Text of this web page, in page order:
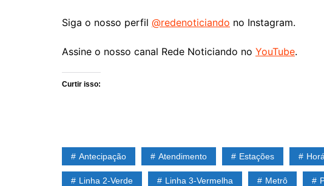
Siga o nosso perfil @redenoticiando no Instagram.
Assine o nosso canal Rede Noticiando no YouTube.
Curtir isso:
Antecipação Atendimento Estações
Linha 2-Verde Linha 3-Vermelha Metrô